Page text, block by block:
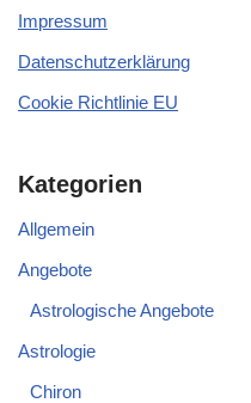
Impressum
Datenschutzerklärung
Cookie Richtlinie EU
Kategorien
Allgemein
Angebote
Astrologische Angebote
Astrologie
Chiron